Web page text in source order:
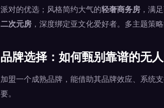
派对的优选；风格简约大气的轻奢商务房 ，满
二次元房 ，深度绑定亚文化爱好者。多主题策
品牌选择：如何甄别靠谱的无
加盟一个成熟品牌，能借助其品牌效应、系统
要。